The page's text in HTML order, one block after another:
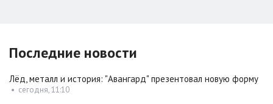
Последние новости
Лёд, металл и история: "Авангард" презентовал новую форму
• сегодня, 11:10